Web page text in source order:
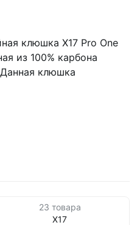
клюшка Х17 Pro One
из 100% карбона
клюшка
23 товара
X17